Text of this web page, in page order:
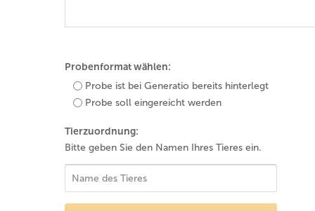
Probenformat wählen:
Probe ist bei Generatio bereits hinterlegt
Probe soll eingereicht werden
Tierzuordnung:
Bitte geben Sie den Namen Ihres Tieres ein.